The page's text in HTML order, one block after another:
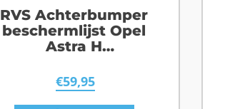
RVS Achterbumper
beschermlijst Opel
Astra H
€59,95